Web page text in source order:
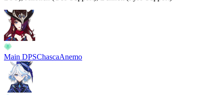
Main DPSChascaAnemo